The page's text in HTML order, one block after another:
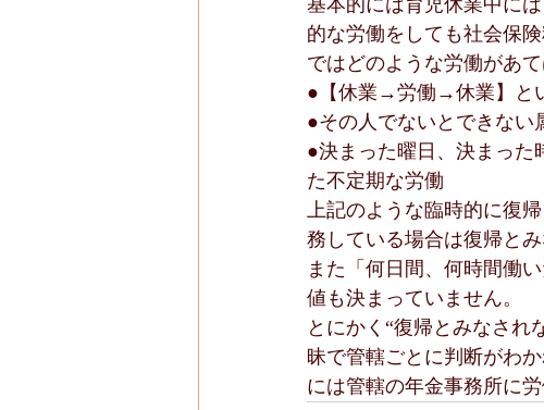
基本的には育児休業中に
的な労働をしても社会保
ではどのような労働があ
●【休業→労働→休業】と
●その人でないとできない
●決まった曜日、決まった
た不定期な労働
上記のような臨時的に復
務している場合は復帰と
また「何日間、何時間働
値も決まっていません。
とにかく“復帰とみなされ
昧で管轄ごとに判断がわ
には管轄の年金事務所に